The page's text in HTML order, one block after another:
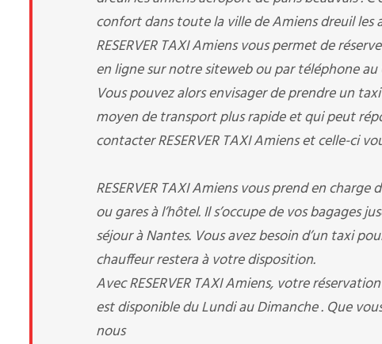
confort dans toute la ville de Amiens dreuil les
RESERVER TAXI Amiens vous permet de
en ligne sur notre siteweb ou par téléphone au
Vous pouvez alors envisager de prendre un
moyen de transport plus rapide et qui peut
contacter RESERVER TAXI Amiens et celle-ci
RESERVER TAXI Amiens vous prend en
ou gares à l’hôtel. Il s’occupe de vos
séjour à Nantes. Vous avez besoin d’un taxi
chauffeur restera à votre disposition.
Avec RESERVER TAXI Amiens, votre
est disponible du Lundi au Dimanche . Que
nous